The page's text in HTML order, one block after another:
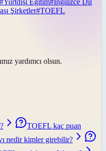
Şirketler#TOEFL
yardımcı olsun.
TOEFL kaç puan
nedir kimler girebilir?